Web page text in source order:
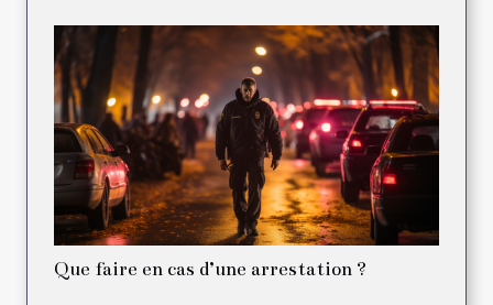
Que faire en cas d’une arrestation ?